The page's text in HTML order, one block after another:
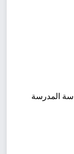
المدرسة